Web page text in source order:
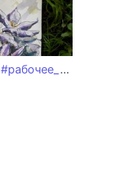
#рабочее_пространство